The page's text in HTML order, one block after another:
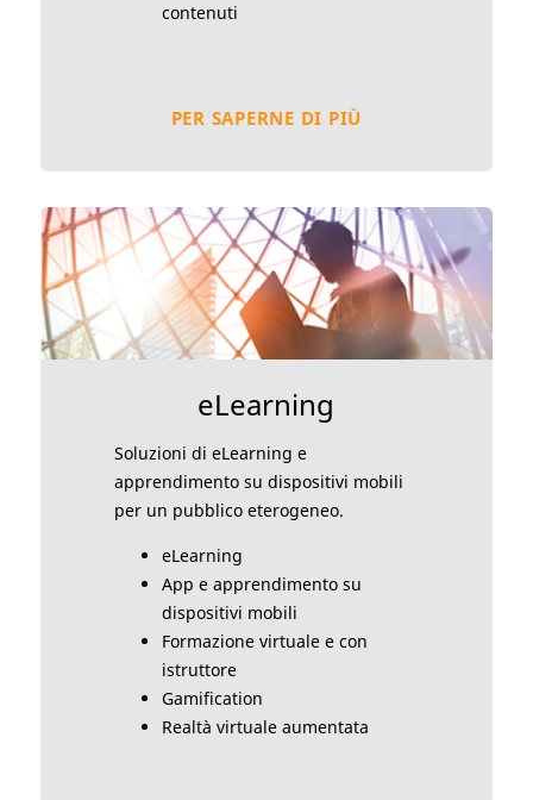
contenuti
PER SAPERNE DI PIÙ
eLearning
Soluzioni di eLearning e
apprendimento su dispositivi mobili
per un pubblico eterogeneo.
eLearning
App e apprendimento su
dispositivi mobili
Formazione virtuale e con
istruttore
Gamification
Realtà virtuale aumentata